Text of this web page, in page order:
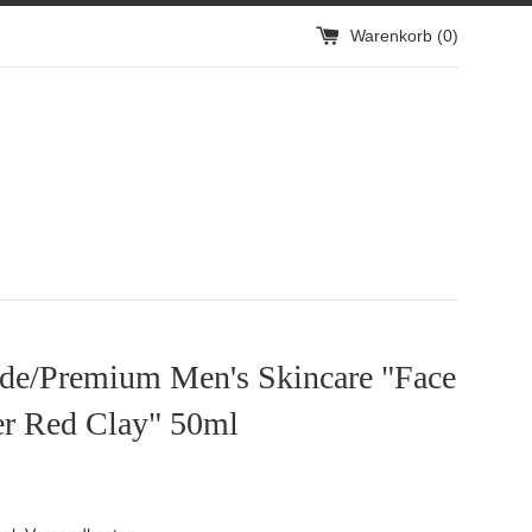
Warenkorb (0)
Premium Men's Skincare "Face
Red Clay" 50ml